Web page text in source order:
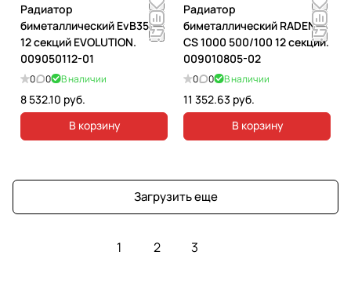
Радиатор
биметаллический EvВ350
12 секций EVOLUTION.
009050112-01
0 0 В наличии
8 532.10 руб.
В корзину
Радиатор
биметаллический RADENA
CS 1000 500/100 12 секций.
009010805-02
0 0 В наличии
11 352.63 руб.
В корзину
Загрузить еще
1 2 3